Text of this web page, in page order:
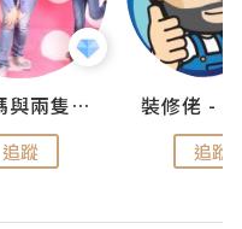
儍媽媽與兩隻小魔怪之家
追蹤 追蹤